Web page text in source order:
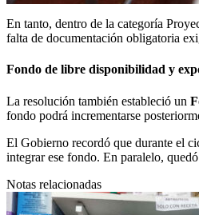
En tanto, dentro de la categoría
falta de documentación obligatoria
Fondo de libre disponibilidad y
La resolución también estableció un
fondo podrá incrementarse
El Gobierno recordó que durante el
integrar ese fondo. En paralelo,
Notas relacionadas